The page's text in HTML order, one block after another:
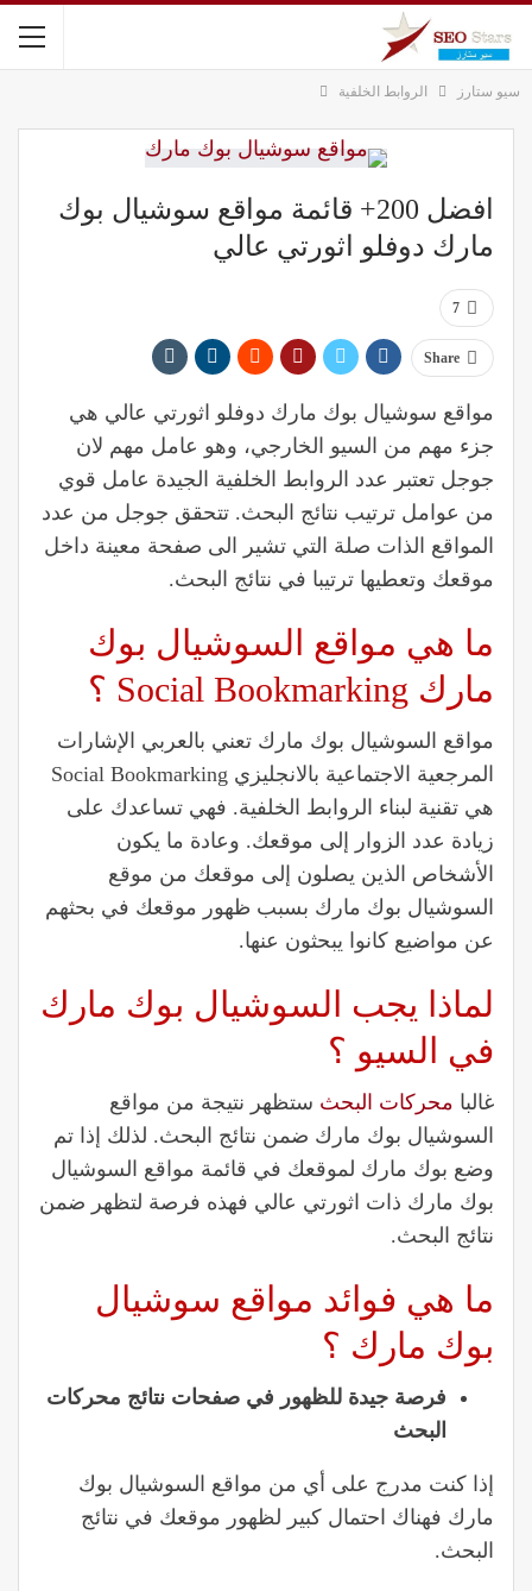
سيو ستارز الروابط الخلفية
افضل 200+ قائمة مواقع سوشيال بوك
مارك دوفلو اثورتي عالي
7
Share
مواقع سوشيال بوك مارك دوفلو اثورتي عالي هي
جزء مهم من السيو الخارجي، وهو عامل مهم لان
جوجل تعتبر عدد الروابط الخلفية الجيدة عامل قوي
من عوامل ترتيب نتائج البحث. تتحقق جوجل من عدد
المواقع الذات صلة التي تشير الى صفحة معينة داخل
موقعك وتعطيها ترتيبا في نتائج البحث.
ما هي مواقع السوشيال بوك
مارك Social Bookmarking ؟
مواقع السوشيال بوك مارك تعني بالعربي الإشارات
المرجعية الاجتماعية بالانجليزي Social Bookmarking
هي تقنية لبناء الروابط الخلفية. فهي تساعدك على
زيادة عدد الزوار إلى موقعك. وعادة ما يكون
الأشخاص الذين يصلون إلى موقعك من موقع
السوشيال بوك مارك بسبب ظهور موقعك في بحثهم
عن مواضيع كانوا يبحثون عنها.
لماذا يجب السوشيال بوك مارك
في السيو ؟
غالبا محركات البحث ستظهر نتيجة من مواقع
السوشيال بوك مارك ضمن نتائج البحث. لذلك إذا تم
وضع بوك مارك لموقعك في قائمة مواقع السوشيال
بوك مارك ذات اثورتي عالي فهذه فرصة لتظهر ضمن
نتائج البحث.
ما هي فوائد مواقع سوشيال
بوك مارك ؟
فرصة جيدة للظهور في صفحات نتائج محركات
البحث
إذا كنت مدرج على أي من مواقع السوشيال بوك
مارك فهناك احتمال كبير لظهور موقعك في نتائج
البحث.